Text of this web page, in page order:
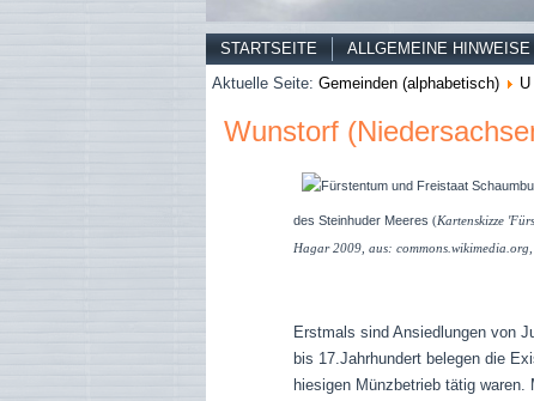
STARTSEITE ALLGEMEINE HINWEISE
Aktuelle Seite: Gemeinden (alphabetisch)
Wunstorf
des Steinhuder Meeres(Kartenskizze
Hagar 2009, aus: commons.wikimedia.org,
Erstmals sind Ansiedlungen von
bis 17.Jahrhundert belegen die
hiesigen Münzbetrieb tätig